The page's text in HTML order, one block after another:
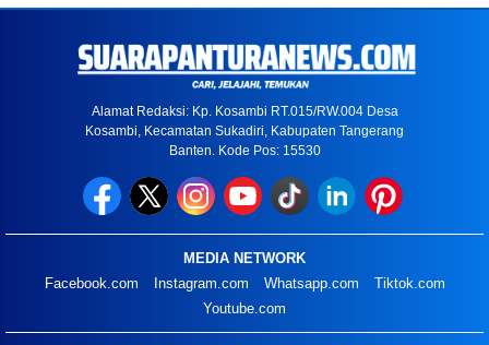
Alamat Redaksi: Kp. Kosambi RT.015/RW.004 Desa
Kosambi, Kecamatan Sukadiri, Kabupaten Tangerang
Banten. Kode Pos: 15530
MEDIA NETWORK
Facebook.com
Instagram.com Whatsapp.com
Tiktok.com
Youtube.com